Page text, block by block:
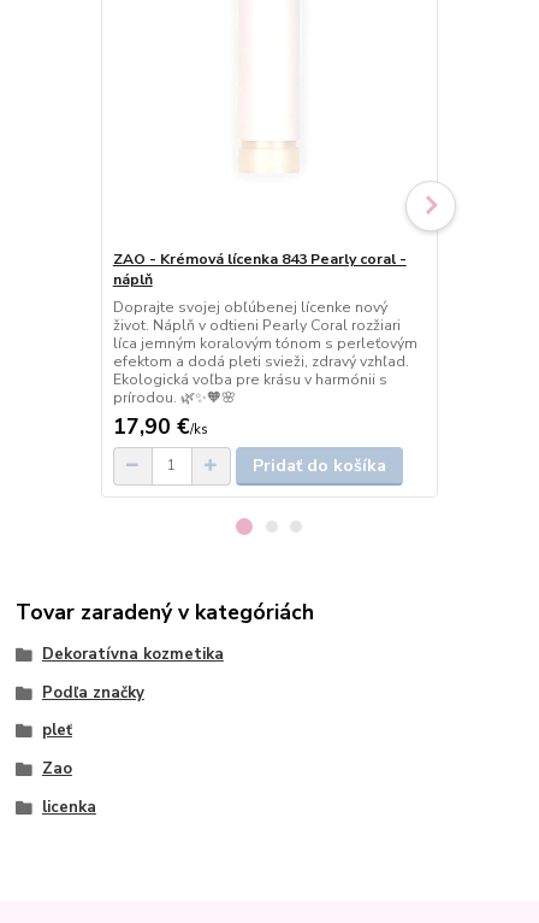
ZAO - Krémová lícenka 843 Pearly coral -
náplň
Doprajte svojej obľúbenej lícenke nový
život. Náplň v odtieni Pearly Coral rozžiari
líca jemným koralovým tónom s perleťovým
efektom a dodá pleti svieži, zdravý vzhľad.
Ekologická voľba pre krásu v harmónii s
prírodou. 🌿✨🧡🌸
17,90 €/ks
Pridať do košíka
Tovar zaradený v kategóriách
Dekoratívna kozmetika
Podľa značky
pleť
Zao
licenka